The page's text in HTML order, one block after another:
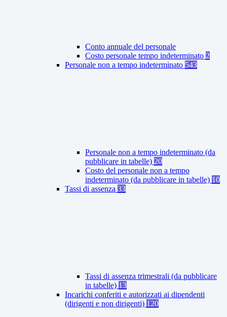
Conto annuale del personale
Costo personale tempo indeterminato 2
Personale non a tempo indeterminato 543
Personale non a tempo indeterminato (da
pubblicare in tabelle) 20
Costo del personale non a tempo
indeterminato (da pubblicare in tabelle) 10
Tassi di assenza 33
Tassi di assenza trimestrali (da pubblicare
in tabelle) 13
Incarichi conferiti e autorizzati ai dipendenti
(dirigenti e non dirigenti) 120